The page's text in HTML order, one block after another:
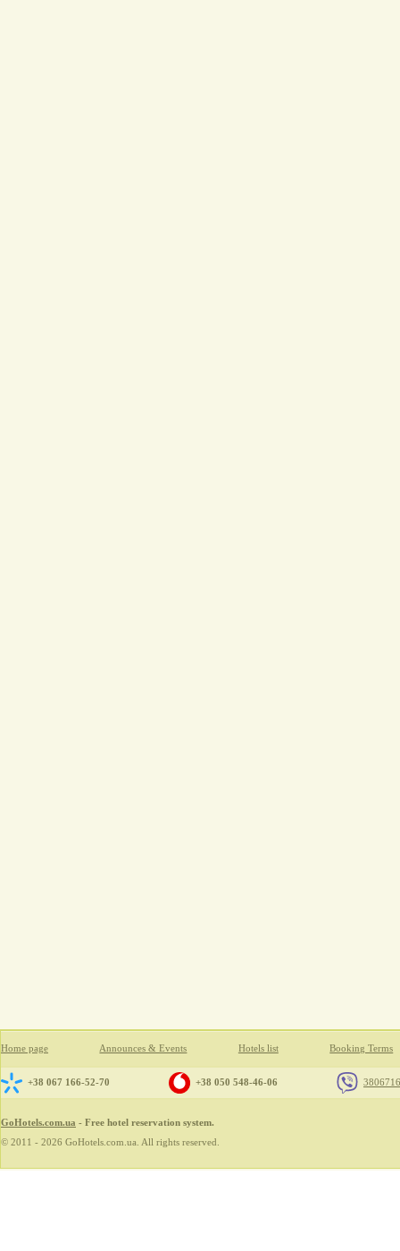
Home page Announces & Events Hotels list Booking Terms
+38 067 166-52-70 +38 050 548-46-06
GoHotels.com.ua - Free hotel reservation system.
© 2011 - 2026 GoHotels.com.ua. All rights reserved.